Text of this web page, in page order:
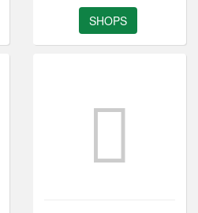
SHOPS